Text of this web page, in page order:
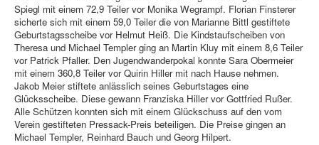
Spiegl mit einem 72,9 Teiler vor Monika Wegrampf. Florian Finsterer
sicherte sich mit einem 59,0 Teiler die von Marianne Bittl gestiftete
Geburtstagsscheibe vor Helmut Heiß. Die Kindstaufscheiben von
Theresa und Michael Templer ging an Martin Kluy mit einem 8,6 Teiler
vor Patrick Pfaller. Den Jugendwanderpokal konnte Sara Obermeier
mit einem 360,8 Teiler vor Quirin Hiller mit nach Hause nehmen.
Jakob Meier stiftete anlässlich seines Geburtstages eine
Glücksscheibe. Diese gewann Franziska Hiller vor Gottfried Rußer.
Alle Schützen konnten sich mit einem Glückschuss auf den vom
Verein gestifteten Pressack-Preis beteiligen. Die Preise gingen an
Michael Templer, Reinhard Bauch und Georg Hilpert.